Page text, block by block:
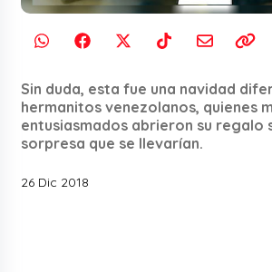
Sin duda, esta fue una navidad
hermanitos venezolanos, quienes
entusiasmados abrieron su regalo
sorpresa que se llevarían.
26 Dic 2018